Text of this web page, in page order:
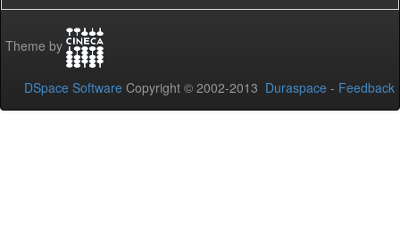
Theme by
DSpace Software Copyright © 2002-2013 Duraspace - Feedback